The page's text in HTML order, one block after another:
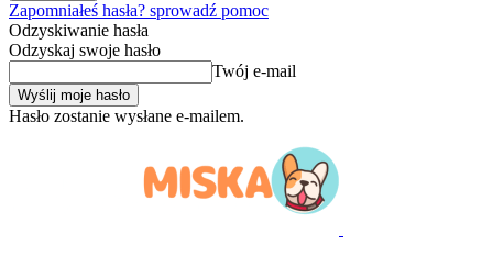
Zapomniałeś hasła? sprowadź pomoc
Odzyskiwanie hasła
Odzyskaj swoje hasło
Twój e-mail
Hasło zostanie wysłane e-mailem.